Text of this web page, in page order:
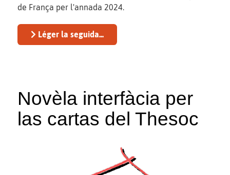
de França per l'annada 2024.
Léger la seguida...
Novèla interfàcia per
las cartas del Thesoc